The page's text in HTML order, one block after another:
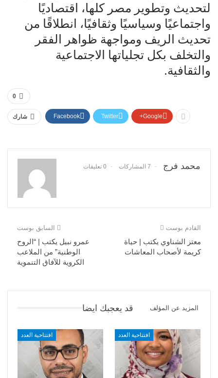
لتحديث وتطوير مصر كلها، اقتصاديًا
واجتماعيًا وسياسيًا وثقافيًا، انطلاقًا من
تحديث الريف ومواجهة ظواهر الفقر
والتخلف بكل تجلياتها الاجتماعية
والثقافية.
0
شارك Facebook Twitter Google+
محمد فرج 7 المشاركات 0 تعليقات
السابق بوست
عمرو نبيل يكتب | “الروح
الوطنية” من الملاعب
الكروية للآفاق التنموية
القادم بوست
معتز الشناوي يكتب | حياة
كريمة لأصحاب المعاشات
قد يعجبك ايضا المزيد عن المؤلف
افتتاحية العدد افتتاحية العدد